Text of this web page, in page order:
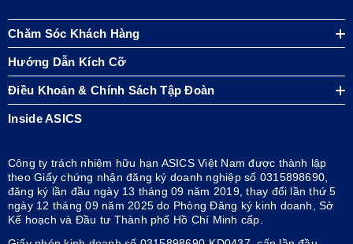
Chăm Sóc Khách Hàng
Hướng Dẫn Kích Cỡ
Điều Khoản & Chính Sách Tập Đoàn
Inside ASICS
Công ty trách nhiệm hữu hạn ASICS Việt Nam được thành lập
theo Giấy chứng nhận đăng ký doanh nghiệp số 0315898690,
đăng ký lần đầu ngày 13 tháng 09 năm 2019, thay đổi lần thứ 5
ngày 12 tháng 09 năm 2025 do Phòng Đăng ký kinh doanh, Sở
Kế hoạch và Đầu tư Thành phố Hồ Chí Minh cấp.